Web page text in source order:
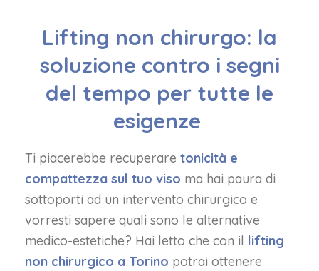
Lifting non chirurgo: la
soluzione contro i segni
del tempo per tutte le
esigenze
Ti piacerebbe recuperare tonicità e
compattezza sul tuo viso ma hai paura di
sottoporti ad un intervento chirurgico e
vorresti sapere quali sono le alternative
medico-estetiche? Hai letto che con il lifting
non chirurgico a Torino potrai ottenere